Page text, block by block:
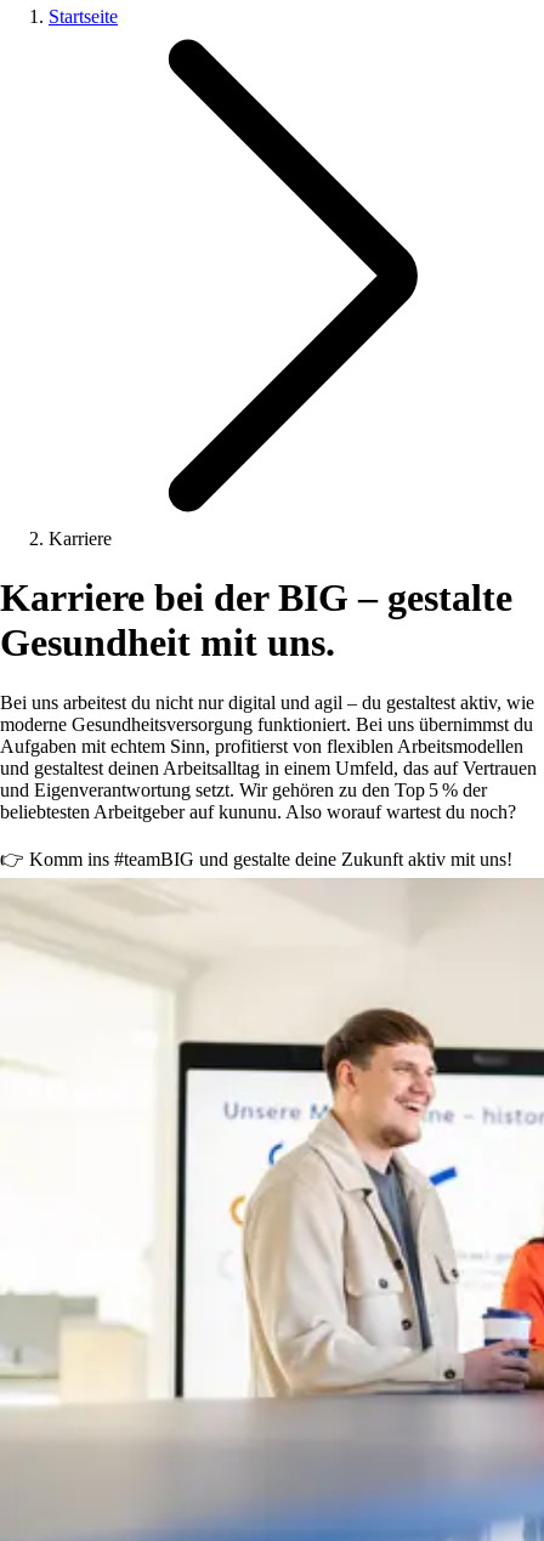
Startseite
Karriere
Karriere bei der BIG – gestalte
Gesundheit mit uns.
Bei uns arbeitest du nicht nur digital und agil – du gestaltest aktiv, wie
moderne Gesundheitsversorgung funktioniert. Bei uns übernimmst du
Aufgaben mit echtem Sinn, profitierst von flexiblen Arbeitsmodellen
und gestaltest deinen Arbeitsalltag in einem Umfeld, das auf Vertrauen
und Eigenverantwortung setzt. Wir gehören zu den Top 5 % der
beliebtesten Arbeitgeber auf kununu. Also worauf wartest du noch?
👉 Komm ins #teamBIG und gestalte deine Zukunft aktiv mit uns!